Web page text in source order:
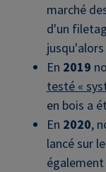
marché
d'un
En 2019
testé «
en bois a
En 2020,
lancé sur